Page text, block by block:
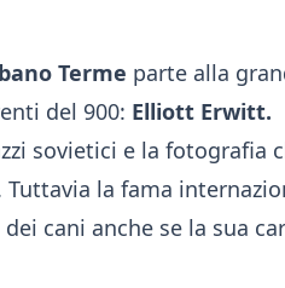
Terme parte alla
del 900: Elliott Erwitt.
sovietici e la fotografia
la fama
cani anche se la sua